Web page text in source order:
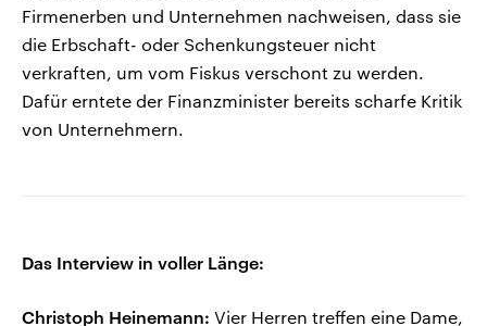
Firmenerben und Unternehmen nachweisen, dass sie
die Erbschaft- oder Schenkungsteuer nicht
verkraften, um vom Fiskus verschont zu werden.
Dafür erntete der Finanzminister bereits scharfe Kritik
von Unternehmern.
Das Interview in voller Länge:
Christoph Heinemann: Vier Herren treffen eine Dame,